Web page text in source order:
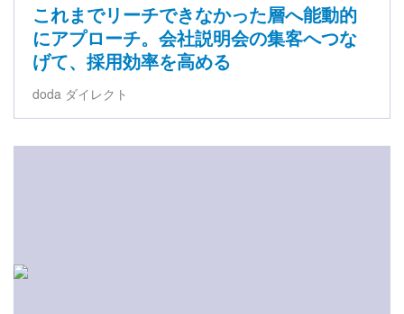
これまでリーチできなかった層へ能動的
にアプローチ。会社説明会の集客へつな
げて、採用効率を高める
doda ダイレクト